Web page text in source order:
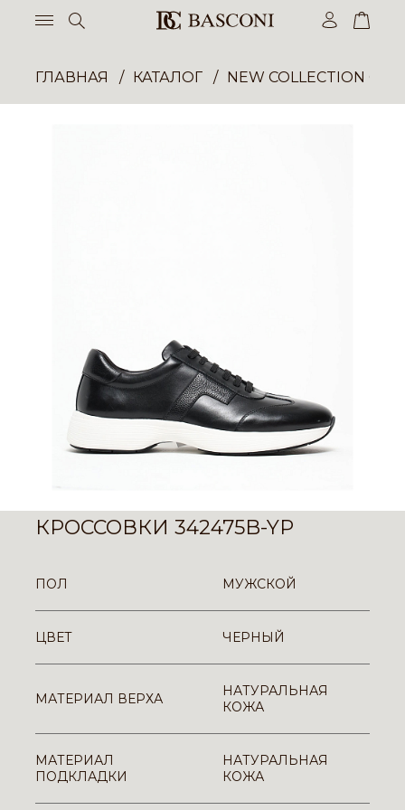
ГЛАВНАЯ КАТАЛОГ NEW COLLECTION
КРОССОВКИ 342475B-YP
ПОЛ МУЖСКОЙ
ЦВЕТ ЧЕРНЫЙ
МАТЕРИАЛ ВЕРХА
НАТУРАЛЬНАЯ
КОЖА
МАТЕРИАЛ
ПОДКЛАДКИ
НАТУРАЛЬНАЯ
КОЖА